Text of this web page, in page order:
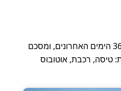
המידע מבוסס על נתוני 365 הימים האחרונים, ומסכם
טיסה, רכבת, אוטובוס